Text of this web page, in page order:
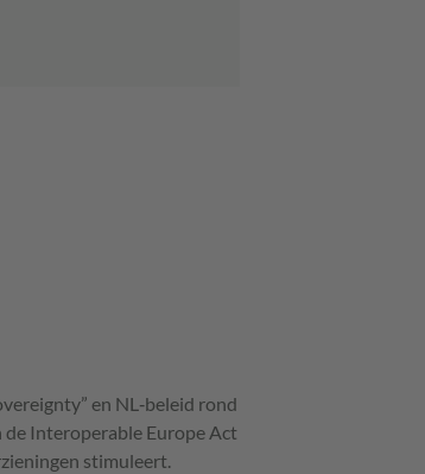
en NL‑beleid rond
de Interoperable Europe Act
stimuleert.